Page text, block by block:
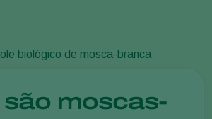
biológico de mosca-branca
são moscas-